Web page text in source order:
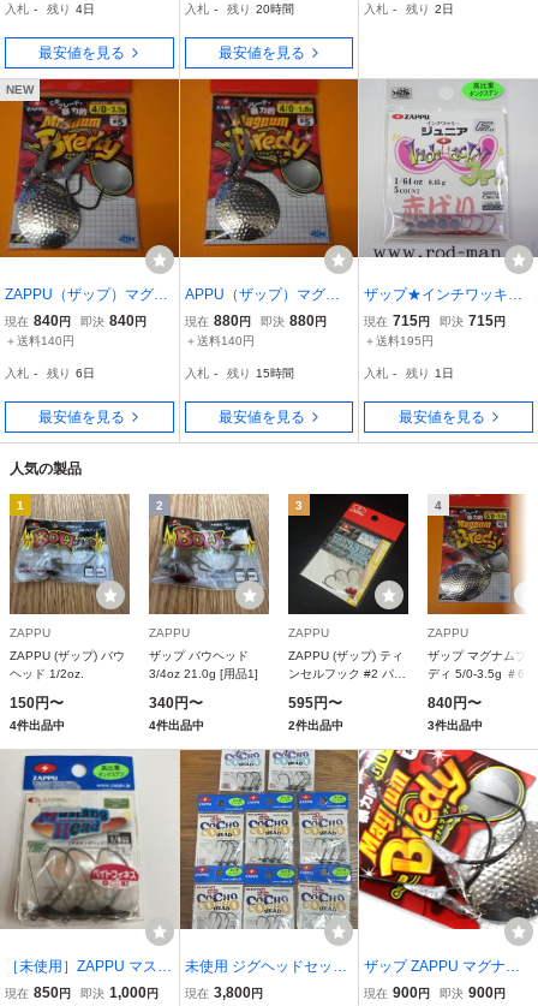
入札 - 残り 4日
最安値を見る
入札 - 残り 20時間
最安値を見る
ト専用 糸よれ激滅 ローリ
入札 - 残り 2日
NEW
ZAPPU（ザップ）マグナ
ムブレディ サイズ：＃
4/0-3.5ｇ ＃5ブレード
現在 840円 即決 840円
＋送料140円
入札 - 残り 6日
最安値を見る
APPU（ザップ）マグナ
ムブレディ サイズ：＃
4/0-1.8ｇ ＃5ブレード
現在 880円 即決 880円
＋送料140円
入札 - 残り 15時間
最安値を見る
ザップ★インチワッキー
ジュニア★#1/64oz(0.45
g)★赤ばり★エコ認定商
現在 715円 即決 715円
＋送料195円
入札 - 残り 1日
最安値を見る
人気の製品
1
ZAPPU
ZAPPU (ザップ) バウ
ヘッド 1/2oz.
150円〜
4件出品中
2
ZAPPU
ザップ バウヘッド
3/4oz 21.0g [用品1]
340円〜
4件出品中
3
ZAPPU
ZAPPU (ザップ) ティ
ンセルフック #2 パー
595円〜
2件出品中
4
ZAPPU
ザップ マグナムブレ
ディ 5/0-3.5g ＃6
840円〜
3件出品中
［未使用］ZAPPU マスタ
ングヘッド 1/8oz(3.5g) 高
現在 850円 即決 1,000円
未使用 ジグヘッドセット
ZAPPU ザップ コチョコ
現在 3,800円
ザップ ZAPPU マグナム
ブレディ #6/0-1.8g BLAD
現在 900円 即決 900円